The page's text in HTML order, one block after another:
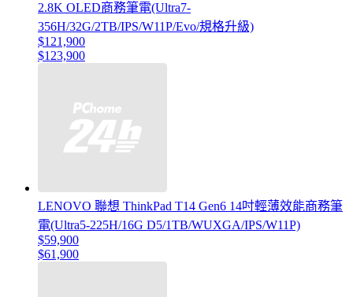
2.8K OLED商務筆電(Ultra7-
356H/32G/2TB/IPS/W11P/Evo/規格升級)
$121,900
$123,900
LENOVO 聯想 ThinkPad T14 Gen6 14吋輕薄效能商務筆
電(Ultra5-225H/16G D5/1TB/WUXGA/IPS/W11P)
$59,900
$61,900